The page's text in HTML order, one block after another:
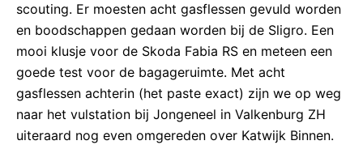
scouting. Er moesten acht gasflessen gevuld worden
en boodschappen gedaan worden bij de Sligro. Een
mooi klusje voor de Skoda Fabia RS en meteen een
goede test voor de bagageruimte. Met acht
gasflessen achterin (het paste exact) zijn we op weg
naar het vulstation bij Jongeneel in Valkenburg ZH
uiteraard nog even omgereden over Katwijk Binnen.